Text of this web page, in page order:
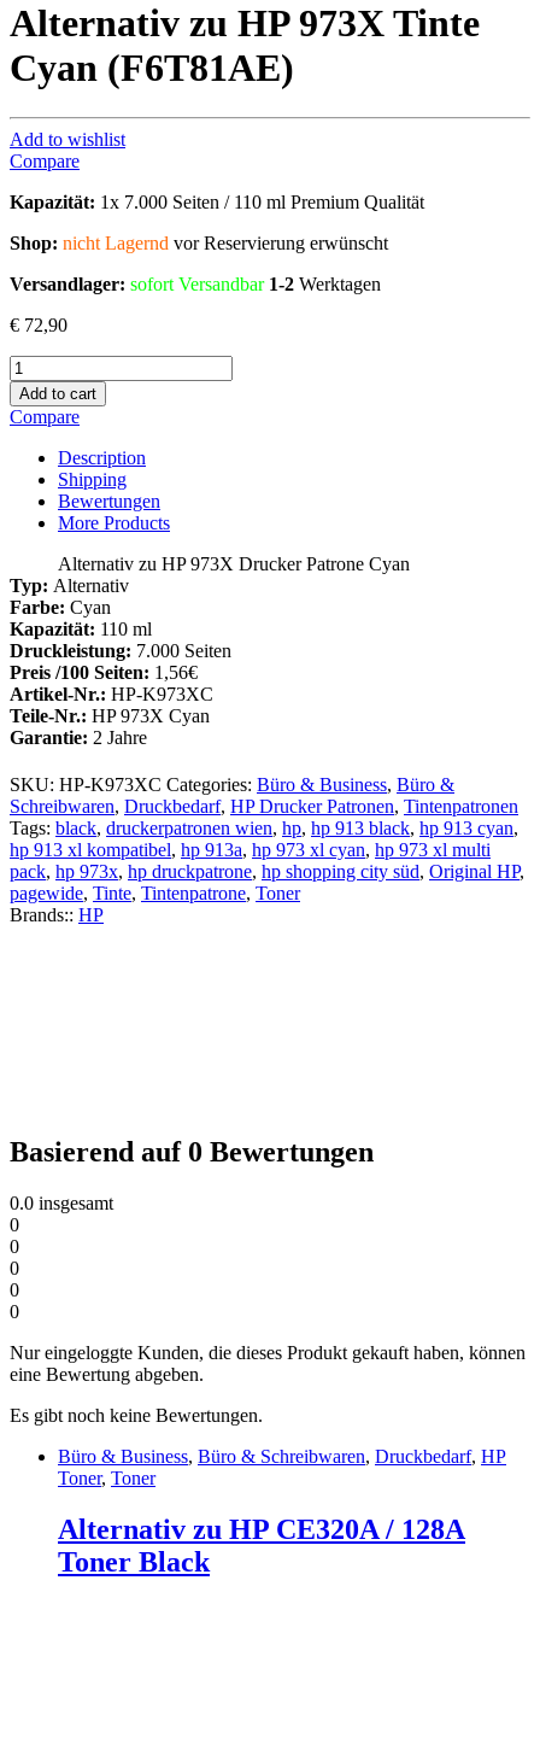
Alternativ zu HP 973X Tinte
Cyan (F6T81AE)
Add to wishlist
Compare
Kapazität: 1x 7.000 Seiten / 110 ml Premium Qualität
Shop: nicht Lagernd vor Reservierung erwünscht
Versandlager: sofort Versandbar 1-2 Werktagen
€ 72,90
Alternativ
zu
HP
973X
Tinte
Cyan
(F6T81AE)
Menge
Add to cart
Compare
Description
Shipping
Bewertungen
More Products
Alternativ zu HP 973X Drucker Patrone Cyan
Typ: Alternativ
Farbe: Cyan
Kapazität: 110 ml
Druckleistung: 7.000 Seiten
Preis /100 Seiten: 1,56€
Artikel-Nr.: HP-K973XC
Teile-Nr.: HP 973X Cyan
Garantie: 2 Jahre
SKU: HP-K973XC Categories: Büro & Business, Büro &
Schreibwaren, Druckbedarf, HP Drucker Patronen, Tintenpatronen
Tags: black, druckerpatronen wien, hp, hp 913 black, hp 913 cyan,
hp 913 xl kompatibel, hp 913a, hp 973 xl cyan, hp 973 xl multi
pack, hp 973x, hp druckpatrone, hp shopping city süd, Original HP,
pagewide, Tinte, Tintenpatrone, Toner
Brands:: HP
Basierend auf 0 Bewertungen
0.0 insgesamt
0
0
0
0
0
Nur eingeloggte Kunden, die dieses Produkt gekauft haben, können
eine Bewertung abgeben.
Es gibt noch keine Bewertungen.
Büro & Business, Büro & Schreibwaren, Druckbedarf, HP
Toner, Toner
Alternativ zu HP CE320A / 128A
Toner Black